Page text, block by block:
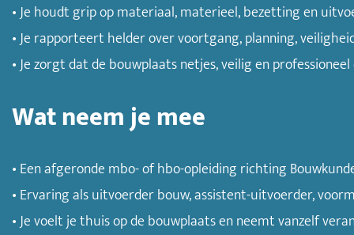
• Je houdt grip op materiaal, materieel, bezetting en
• Je rapporteert helder over voortgang, planning,
• Je zorgt dat de bouwplaats netjes, veilig en
Wat neem je mee
• Een afgeronde mbo- of hbo-opleiding richting
• Ervaring als uitvoerder bouw, assistent-uitvoerder,
• Je voelt je thuis op de bouwplaats en neemt vanzelf